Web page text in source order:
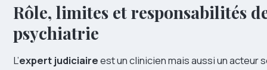
Rôle, limites et responsabilités
psychiatrie
L’expert judiciaireest un clinicien mais aussi un acteur